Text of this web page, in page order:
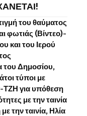
του θαύματος
φωτιάς (Βίντεο)-
και του Ιερού
του Δημοσίου,
τύποι με
ΤΖΗ για υπόθεση
με την ταινία
την ταινία, Ηλία